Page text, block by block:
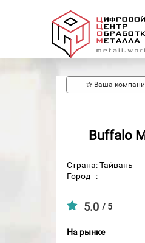
✰ Ваша
Buffalo
Страна: Тайвань
Город
:
5.0 / 5
На рынке